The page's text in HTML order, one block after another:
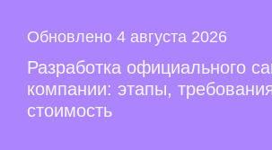
Обновлено 4 августа 2026
Разработка официального
компании: этапы,
стоимость